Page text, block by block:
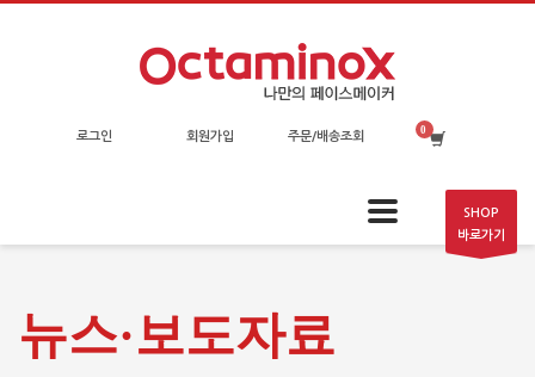
로그인 회원가입 주문/배송조회
SHOP
바로가기
뉴스·보도자료